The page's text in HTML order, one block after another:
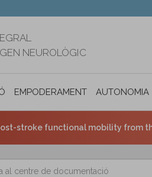
NEUROLÒGIC
EMPODERAMENT AUTONOMIA
stroke functional mobility from